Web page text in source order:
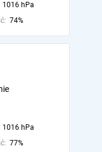
1016 hPa
74%
1016 hPa
77%